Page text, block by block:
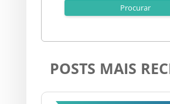
POSTS MAIS